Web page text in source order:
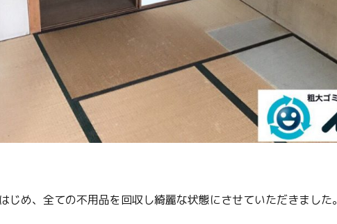
じめ、全ての不用品を回収し綺麗な状態にさせていただきました。